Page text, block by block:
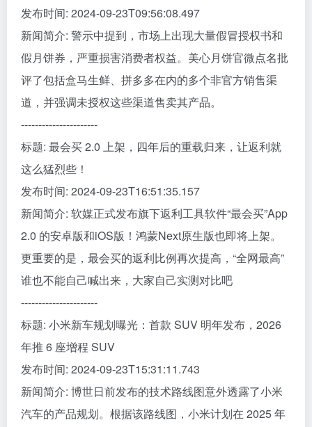
发布时间: 2024-09-23T09:56:08.497
新闻简介: 警示中提到，市场上出现大量假冒授权书和
假月饼券，严重损害消费者权益。美心月饼官微点名批
评了包括盒马生鲜、拼多多在内的多个非官方销售渠
道，并强调未授权这些渠道售卖其产品。
----------------------
标题: 最会买 2.0 上架，四年后的重载归来，让返利就
这么猛烈些！
发布时间: 2024-09-23T16:51:35.157
新闻简介: 软媒正式发布旗下返利工具软件“最会买”App
2.0 的安卓版和iOS版！鸿蒙Next原生版也即将上架。
更重要的是，最会买的返利比例再次提高，“全网最高”
谁也不能自己喊出来，大家自己实测对比吧
----------------------
标题: 小米新车规划曝光：首款 SUV 明年发布，2026
年推 6 座增程 SUV
发布时间: 2024-09-23T15:31:11.743
新闻简介: 博世日前发布的技术路线图意外透露了小米
汽车的产品规划。根据该路线图，小米计划在 2025 年